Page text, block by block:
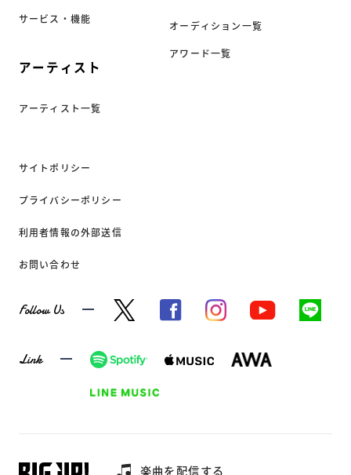
サービス・機能
アーティスト
アーティスト一覧
オーディション一覧
アワード一覧
サイトポリシー
プライバシーポリシー
利用者情報の外部送信
お問い合わせ
Follow Us
Link
楽曲を配信する